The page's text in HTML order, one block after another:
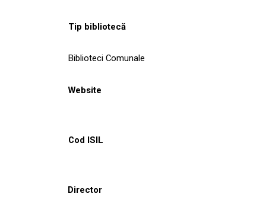
CULTURALE
NOUTĂȚI
Tip bibliotecă
Biblioteci Comunale
Website
Cod ISIL
Director